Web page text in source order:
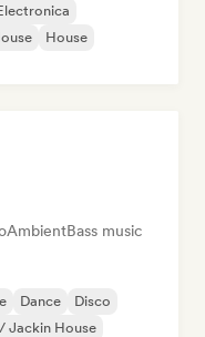
House
AmbientBass music
Dance
Disco
Jackin House